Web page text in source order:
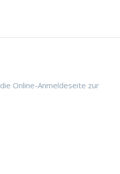
Online-Anmeldeseite zur